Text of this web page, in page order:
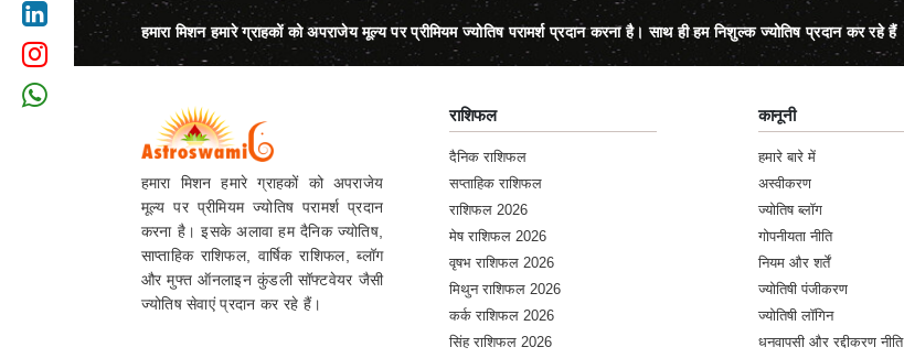
S ★★★★★
Thursday, 13 October 2022
R ★★★★★
Thursday, 13 October 2022
main ak larka se bhut hi piyar karti hu
S ★★★★★
Thursday, 13 October 2022
हमारा मिशन हमारे ग्राहकों को अपराजेय मूल्य पर प्रीमियम ज्योतिष परामर्श प्रदान करना है। साथ ही हम निशुल्क ज्योतिष प्रदान कर रहे हैं
हमारा मिशन हमारे ग्राहकों को अपराजेय
मूल्य पर प्रीमियम ज्योतिष परामर्श प्रदान
करना है। इसके अलावा हम दैनिक ज्योतिष,
साप्ताहिक राशिफल, वार्षिक राशिफल, ब्लॉग
और मुफ्त ऑनलाइन कुंडली सॉफ्टवेयर जैसी
ज्योतिष सेवाएं प्रदान कर रहे हैं।
राशिफल
दैनिक राशिफल
सप्ताहिक राशिफल
राशिफल 2026
मेष राशिफल 2026
वृषभ राशिफल 2026
मिथुन राशिफल 2026
कर्क राशिफल 2026
सिंह राशिफल 2026
कानूनी
हमारे बारे में
अस्वीकरण
ज्योतिष ब्लॉग
गोपनीयता नीति
नियम और शर्तें
ज्योतिषी पंजीकरण
ज्योतिषी लॉगिन
धनवापसी और रद्दीकरण नीति